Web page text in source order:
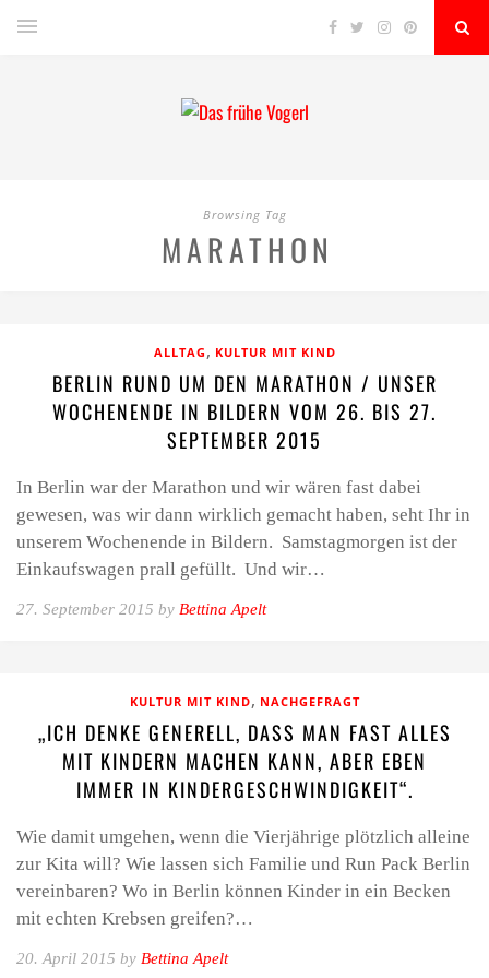
Browsing Tag
MARATHON
ALLTAG , KULTUR MIT KIND
BERLIN RUND UM DEN MARATHON / UNSER
WOCHENENDE IN BILDERN VOM 26. BIS 27.
SEPTEMBER 2015
In Berlin war der Marathon und wir wären fast dabei
gewesen, was wir dann wirklich gemacht haben, seht Ihr in
unserem Wochenende in Bildern. Samstagmorgen ist der
Einkaufswagen prall gefüllt. Und wir…
27. September 2015 by Bettina Apelt
KULTUR MIT KIND, NACHGEFRAGT
„ICH DENKE GENERELL, DASS MAN FAST ALLES
MIT KINDERN MACHEN KANN, ABER EBEN
IMMER IN KINDERGESCHWINDIGKEIT“.
Wie damit umgehen, wenn die Vierjährige plötzlich alleine
zur Kita will? Wie lassen sich Familie und Run Pack Berlin
vereinbaren? Wo in Berlin können Kinder in ein Becken
mit echten Krebsen greifen?…
20. April 2015 by Bettina Apelt